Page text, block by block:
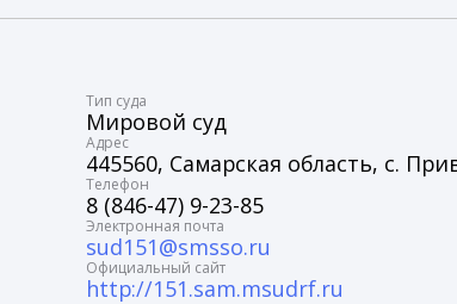
Tип суда
Мировой суд
Адрес
445560, Самарская область, с.
Телефон
8 (846-47) 9-23-85
Электронная почта
sud151@smsso.ru
Официальный сайт
http://151.sam.msudrf.ru